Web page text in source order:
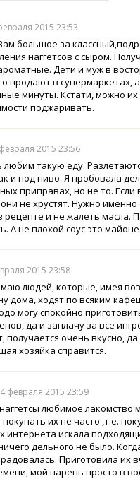
2015 23:53
большое за
наггетсов с сыром.
Дети и муж в
продают в супермаркетах,
минуты. Кстати, можно
поджаривать.
2015 23:56
такую еду.
и под пиво. Я пробовала
приправах, но не то.
не хрустят. Нужно
рецепте и не жалеть масла.
А не плохой соус это
2015 23:58
людей, которые, имея
дома, ходят по всяким
могу спокойно
да и заплачу за все
получается очень вкусно,
хозяйка справится.
февраля 2015 23:59
любимое лакомство
их не часто ,т.е.
интернета искала
дельного не было.
Приготовила их
мой парень просто в